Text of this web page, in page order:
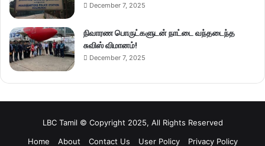
December 7, 2025
நிவாரண பொருட்களுடன் நாட்டை வந்தடைந்த
சுவிஸ் விமானம்!
December 7, 2025
LBC Tamil © Copyright 2025, All Rights Reserved
Home
About Contact Us User Policy Privacy Policy